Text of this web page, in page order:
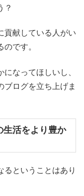
？
貢献している人がい
です。
なってほしいし、
ブログを立ち上げま
生活をより豊か
るということはあり